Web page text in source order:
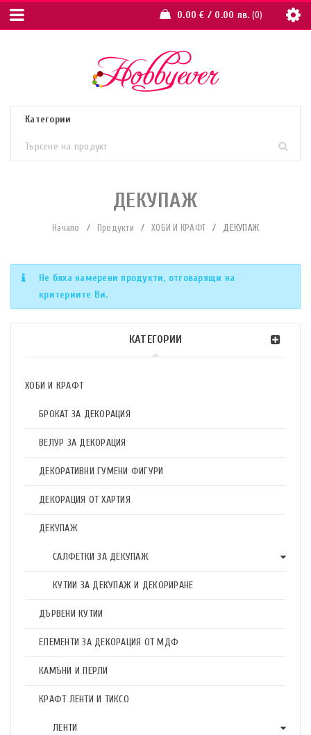
0.00€ / 0.00 лв. 0
ДЕКУПАЖ
Начало / Продукти / ХОБИ И КРАФТ / ДЕКУПАЖ
КАТЕГОРИИ
ХОБИ И КРАФТ
БРОКАТ ЗА ДЕКОРАЦИЯ
ВЕЛУР ЗА ДЕКОРАЦИЯ
ДЕКОРАТИВНИ ГУМЕНИ ФИГУРИ
ДЕКОРАЦИЯ ОТ ХАРТИЯ
ДЕКУПАЖ
САЛФЕТКИ ЗА ДЕКУПАЖ
КУТИИ ЗА ДЕКУПАЖ И ДЕКОРИРАНЕ
ДЪРВЕНИ КУТИИ
ЕЛЕМЕНТИ ЗА ДЕКОРАЦИЯ ОТ МДФ
КАМЪНИ И ПЕРЛИ
КРАФТ ЛЕНТИ И ТИКСО
ЛЕНТИ
Не бяха намерени продукти, отговарящи на
критериите Ви.